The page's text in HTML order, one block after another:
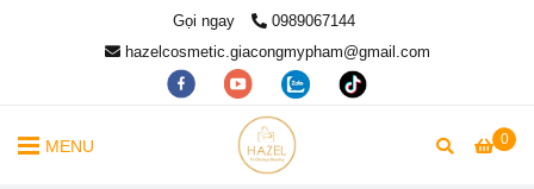
Gọi ngay
0989067144
hazelcosmetic.giacongmypham@gmail.com
0
MENU